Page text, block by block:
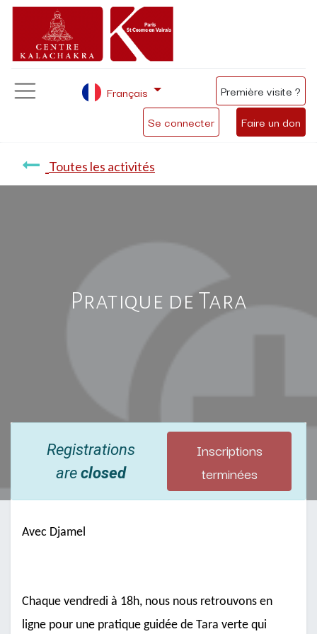
Se connecter Faire un don
Français Première visite ?
Toutes les activités
Pratique de Tara
Registrations
areclosed
Inscriptions
terminées
Avec Djamel
Chaque vendredi à 18h, nous nous retrouvons en
ligne pour une pratique guidée de Tara verte qui